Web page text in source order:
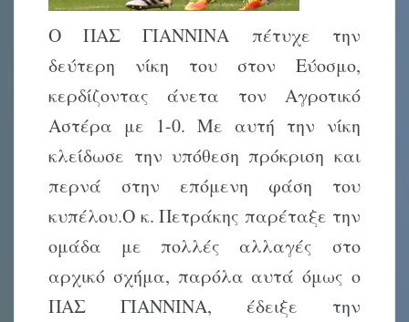
Ο ΠΑΣ ΓΙΑΝΝΙΝΑ πέτυχε την
δεύτερη νίκη του στον Εύοσμο,
κερδίζοντας άνετα τον Αγροτικό
Αστέρα με 1-0. Με αυτή την νίκη
κλείδωσε την υπόθεση πρόκριση και
περνά στην επόμενη φάση του
κυπέλου.Ο κ. Πετράκης παρέταξε την
ομάδα με πολλές αλλαγές στο
αρχικό σχήμα, παρόλα αυτά όμως ο
ΠΑΣ ΓΙΑΝΝΙΝΑ, έδειξε την